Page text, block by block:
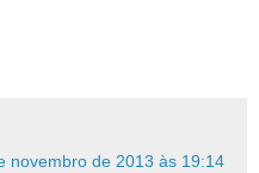
novembro de 2013 às 19:14